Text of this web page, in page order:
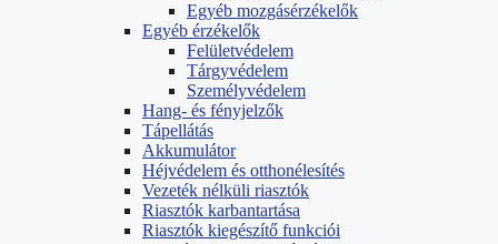
Egyéb mozgásérzékelők
Egyéb érzékelők
Felületvédelem
Tárgyvédelem
Személyvédelem
Hang- és fényjelzők
Tápellátás
Akkumulátor
Héjvédelem és otthonélesítés
Vezeték nélküli riasztók
Riasztók karbantartása
Riasztók kiegészítő funkciói